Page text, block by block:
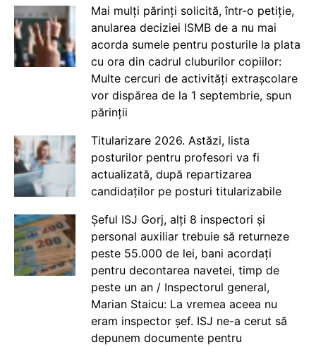
Mai mulți părinți solicită, într-o petiție,
anularea deciziei ISMB de a nu mai
acorda sumele pentru posturile la plata
cu ora din cadrul cluburilor copiilor:
Multe cercuri de activități extrașcolare
vor dispărea de la 1 septembrie, spun
părinții
Titularizare 2026. Astăzi, lista
posturilor pentru profesori va fi
actualizată, după repartizarea
candidaților pe posturi titularizabile
Șeful ISJ Gorj, alți 8 inspectori și
personal auxiliar trebuie să returneze
peste 55.000 de lei, bani acordați
pentru decontarea navetei, timp de
peste un an / Inspectorul general,
Marian Staicu: La vremea aceea nu
eram inspector șef. ISJ ne-a cerut să
depunem documente pentru